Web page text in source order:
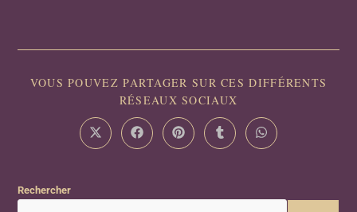
VOUS POUVEZ PARTAGER SUR CES DIFFÉRENTS
RÉSEAUX SOCIAUX
Rechercher